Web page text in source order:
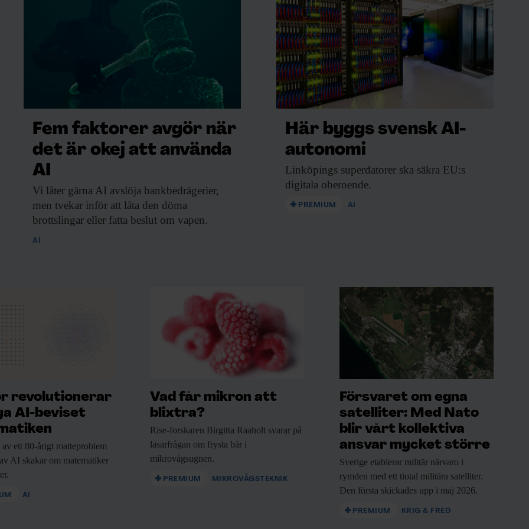
ammoniak än den ”vanliga”,
för att tillverka ammoniak, med
Haber-Bosch, är också
krävs högt tryck och hög
ammoniak.Johannes Messinger
universitet och leder ett projekt
kväve i ett enda steg med hjälp av
kan fungera i liten skala. En
med vatten, luft och el från sol
Fem faktorer avgör när
det är okej att använda
AI
Vi låter gärna AI avslöja bankbedrägerier,
men tvekar inför att låta den döma
brottslingar eller fatta beslut om vapen.
AI
Här byggs svensk AI-
autonomi
Linköpings superdatorer ska säkra EU:s
digitala oberoende.
PREMIUM AI
revolutionerar
AI-beviset
av ett 80-årigt matteproblem
AI skakar om matematiker
AI
Vad får mikron att
blixtra?
Rise-forskaren Birgitta Raaholt svarar på
läsarfrågan om frysta bär i
mikrovågsugnen.
PREMIUM MIKROVÅGSTEKNIK
Försvaret om egna
satelliter: Med Nato
blir vårt kollektiva
ansvar mycket större
Sverige etablerar militär närvaro i
rymden med ett tiotal militära satelliter.
Den första skickades upp i maj 2026.
PREMIUM KRIG & FRED